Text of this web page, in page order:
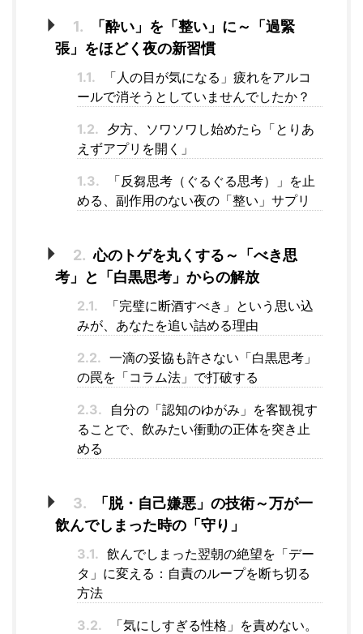
1.
「酔い」を「整い」に～「過緊
張」をほどく夜の新習慣
1.1.
「人の目が気になる」疲れをアルコ
ールで消そうとしていませんでしたか？
1.2. 夕方、ソワソワし始めたら「とりあ
えずアプリを開く」
1.3.
「反芻思考（ぐるぐる思考）」を止
める、副作用のない夜の「整い」サプリ
2. 心のトゲを丸くする～「べき思
考」と「白黒思考」からの解放
2.1.
「完璧に断酒すべき」という思い込
みが、あなたを追い詰める理由
2.2. 一滴の妥協も許さない「白黒思考」
の罠を「コラム法」で打破する
2.3.
自分の「認知のゆがみ」を客観視す
ることで、飲みたい衝動の正体を突き止
める
3.
「脱・自己嫌悪」の技術～万が一
飲んでしまった時の「守り」
3.1. 飲んでしまった翌朝の絶望を「デー
タ」に変える：自責のループを断ち切る
方法
3.2.
「気にしすぎる性格」を責めない。